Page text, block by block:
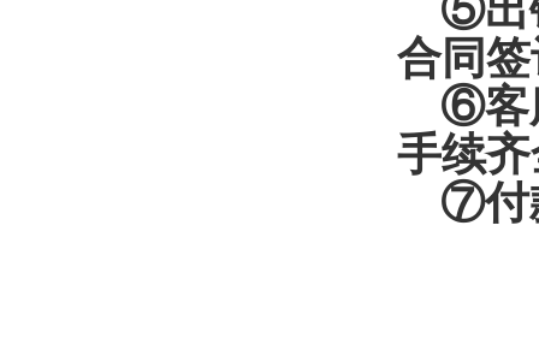
⑤出
合同
⑥客
手续
⑦付